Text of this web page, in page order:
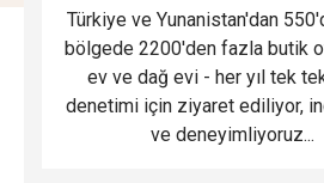
Türkiye ve Yunanistan'dan
bölgede 2200'den fazla butik
ev ve dağ evi - her yıl tek
denetimi için ziyaret ediliyor,
ve deneyimliyoruz...